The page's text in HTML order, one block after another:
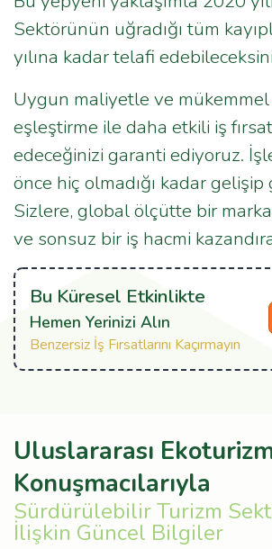
Sektörünün uğradığı tüm
yılına kadar telafi
Uygun maliyetle ve
eşleştirme ile daha etkili iş
edeceğinizi garanti ediyoruz.
önce hiç olmadığı kadar
Sizlere, global ölçütte bir marka
ve sonsuz bir iş hacmi
Bu Küresel Etkinlikte
Hemen Yerinizi Alın
Benzersiz İş Fırsatlarını Kaçırmayın
Uluslararası
Konuşmacılarıyla
Sürdürülebilir Turizm
İlişkin Güncel Bilgiler